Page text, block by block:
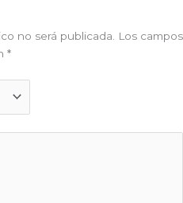
no será publicada.
Los campos
*